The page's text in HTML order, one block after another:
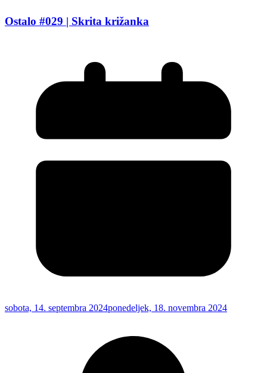
Ostalo #029 | Skrita križanka
sobota, 14. septembra 2024ponedeljek, 18. novembra 2024